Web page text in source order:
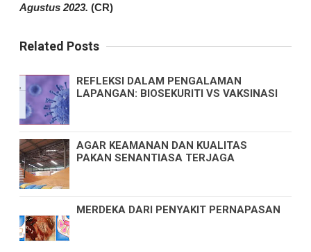
Agustus 2023. (CR)
Related Posts
REFLEKSI DALAM PENGALAMAN
LAPANGAN: BIOSEKURITI VS VAKSINASI
AGAR KEAMANAN DAN KUALITAS
PAKAN SENANTIASA TERJAGA
MERDEKA DARI PENYAKIT PERNAPASAN